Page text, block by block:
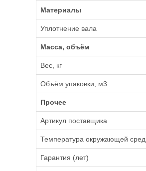
Материалы
Уплотнение вала
Масса, объём
Вес, кг
Объём упаковки, м3
Прочее
Артикул поставщика
Температура окружающей
Гарантия (лет)